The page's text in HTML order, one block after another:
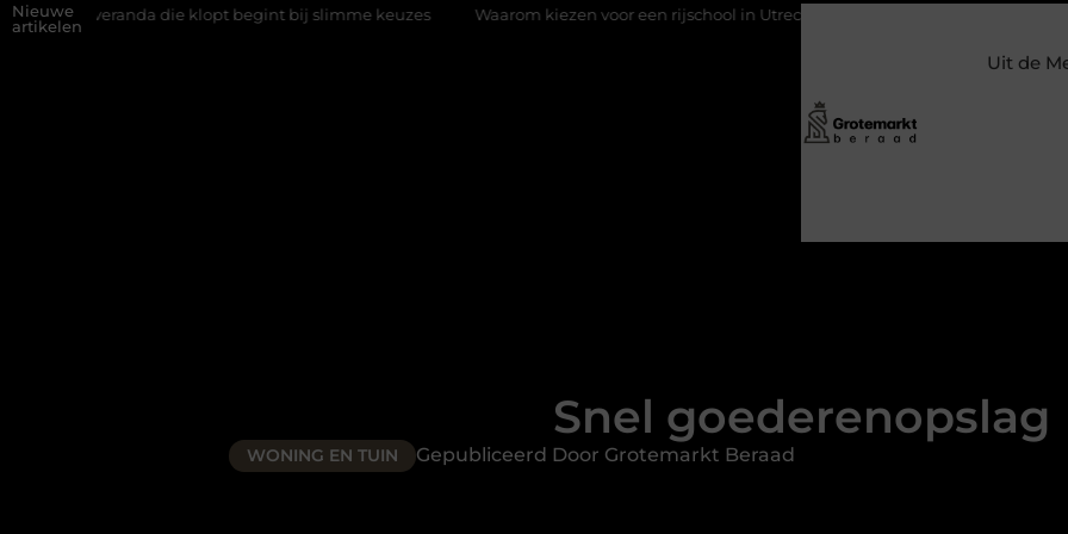
Nieuwe
artikelen
klopt begint bij slimme keuzes Waarom kiezen voor een rijschool in Utrecht? Duurzaamheid verweven in de bedrijfsvoering
Uit de
Snel goederenopslag
WONING EN TUIN Gepubliceerd Door Grotemarkt Beraad